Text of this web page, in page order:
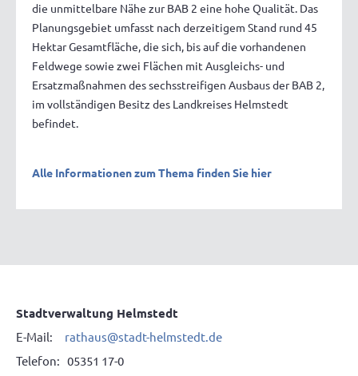
die unmittelbare Nähe zur BAB 2 eine hohe Qualität. Das
Planungsgebiet umfasst nach derzeitigem Stand rund 45
Hektar Gesamtfläche, die sich, bis auf die vorhandenen
Feldwege sowie zwei Flächen mit Ausgleichs- und
Ersatzmaßnahmen des sechsstreifigen Ausbaus der BAB 2,
im vollständigen Besitz des Landkreises Helmstedt
befindet.
Alle Informationen zum Thema finden Sie hier
Stadtverwaltung Helmstedt
E-Mail: rathaus@stadt-helmstedt.de
Telefon: 05351 17-0